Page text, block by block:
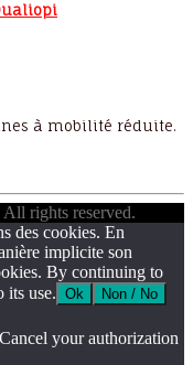
à mobilité réduite.
rights reserved.
des cookies. En
implicite son
By continuing to
its use. Ok
Non / No
your authorization